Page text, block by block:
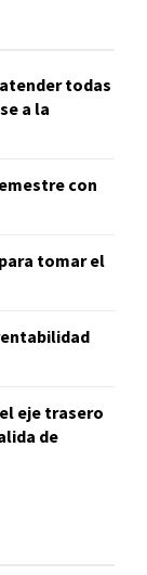
todas
a la
con
tomar el
eje trasero
de